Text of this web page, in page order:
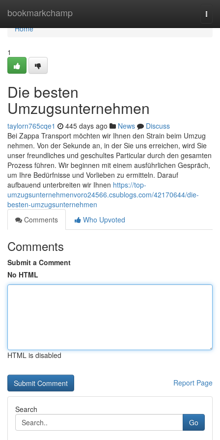
bookmarkchamp
Home
Home
1
Die besten
Umzugsunternehmen
taylorn765cqe1 445 days ago News
Discuss
Bei Zappa Transport möchten wir Ihnen den Strain beim Umzug
nehmen. Von der Sekunde an, in der Sie uns erreichen, wird Sie
unser freundliches und geschultes Particular durch den gesamten
Prozess führen. Wir beginnen mit einem ausführlichen Gespräch,
um Ihre Bedürfnisse und Vorlieben zu ermitteln. Darauf
aufbauend unterbreiten wir Ihnen https://top-
umzugsunternehmenvoro24566.csublogs.com/42170644/die-
besten-umzugsunternehmen
Comments
Who Upvoted
Comments
Submit a Comment
No HTML
HTML is disabled
Report Page
Search
Go